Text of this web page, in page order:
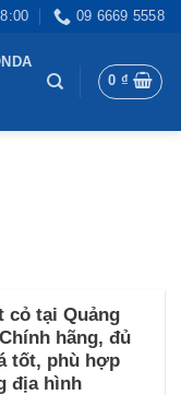
09 6669 5558
0 ₫
cỏ tại Quảng
hãng, đủ
tốt, phù hợp
địa hình